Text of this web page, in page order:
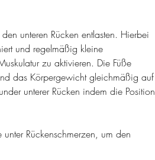
unteren Rücken entlasten. Hierbei
und regelmäßig kleine
zu aktivieren. Die Füße
das Körpergewicht gleichmäßig auf
unterer Rücken indem die Position
Rückenschmerzen, um den